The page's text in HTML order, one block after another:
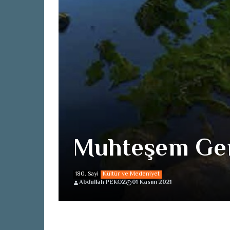
Muhteşem
180. Sayi Kültür ve Medeniyet
Abdullah PEKOZ
01 Kasım 2021